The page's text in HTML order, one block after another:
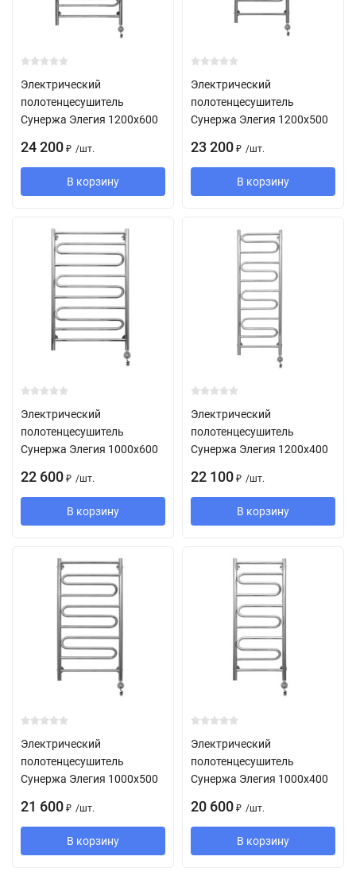
Электрический
полотенцесушитель
Сунержа Элегия 1200х600
24 200 ₽ /шт.
В корзину
Электрический
полотенцесушитель
Сунержа Элегия 1200х500
23 200 ₽ /шт.
В корзину
Электрический
полотенцесушитель
Сунержа Элегия 1000х600
22 600 ₽ /шт.
В корзину
Электрический
полотенцесушитель
Сунержа Элегия 1200х400
22 100 ₽ /шт.
В корзину
Электрический
полотенцесушитель
Сунержа Элегия 1000х500
21 600 ₽ /шт.
В корзину
Электрический
полотенцесушитель
Сунержа Элегия 1000х400
20 600 ₽ /шт.
В корзину